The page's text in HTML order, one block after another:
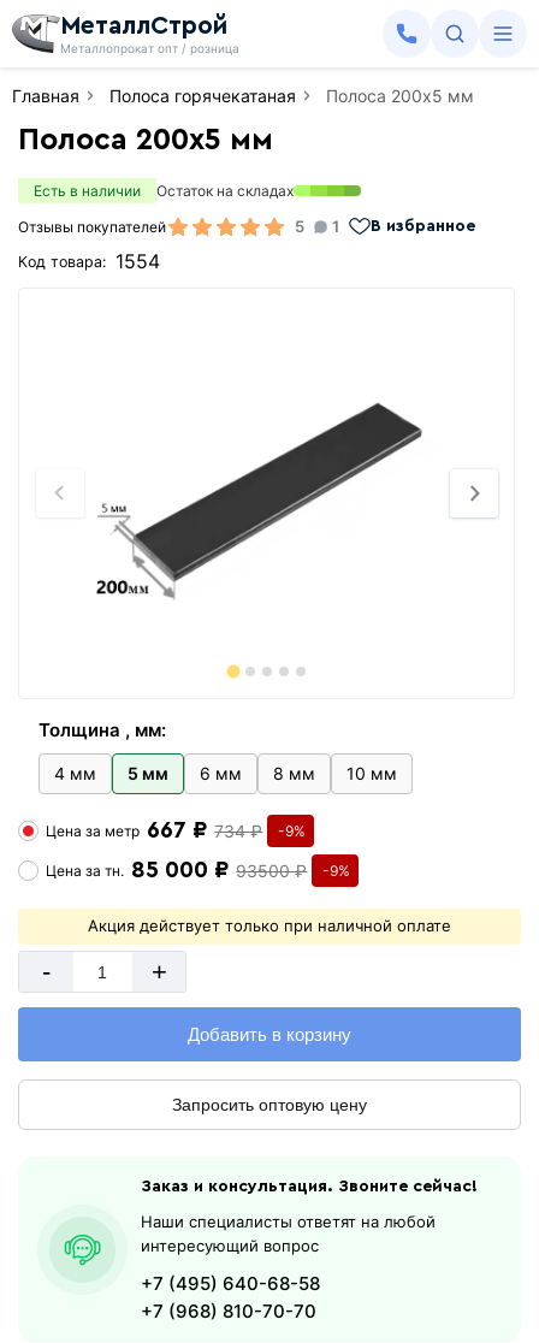
МеталлСтрой
Металлопрокат опт / розница
Главная Полоса горячекатаная Полоса 200х5 мм
Полоса 200х5 мм
Есть в наличии
Остаток на складах
Отзывы покупателей
5 1 В избранное
Код товара: 1554
Толщина , мм:
4 мм 5 мм 6 мм 8 мм 10 мм
Цена за метр 667 ₽ 734 ₽ -9%
Цена затн. 85 000 ₽ 93500 ₽ -9%
Акция действует только при наличной оплате
- +
Добавить в корзину
Запросить оптовую цену
Заказ и консультация. Звоните сейчас!
Наши специалисты ответят на любой
интересующий вопрос
+7 (495) 640-68-58
+7 (968) 810-70-70